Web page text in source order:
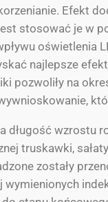
Efekt
stosować je w
oświetlenia
najlepsze
pozwoliły na
długość
truskawki,
zostały